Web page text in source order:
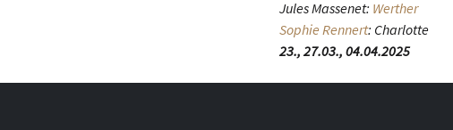
Jules Massenet: Werther
Sophie Rennert: Charlotte
23., 27.03., 04.04.2025